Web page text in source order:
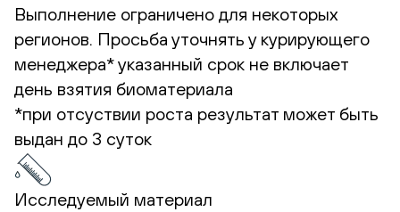
Выполнение ограничено для некоторых
регионов. Просьба уточнять у курирующего
менеджера*указанный срок не включает
день взятия биоматериала
*при отсуствии роста результат может быть
выдан до 3 суток
Исследуемый материал